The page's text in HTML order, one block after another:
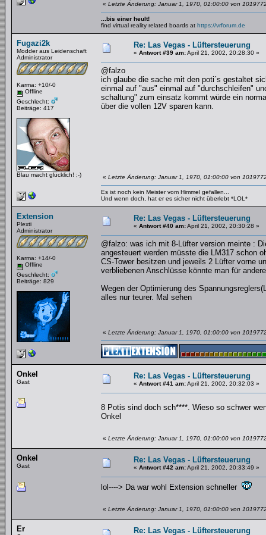
« Letzte Änderung: Januar 1, 1970, 01:00:00 von
...bis einer heult!
find virtual reality related boards at https://vrforum.de
Fugazi2k
Modder aus Leidenschaft
Administrator
Karma: +10/-0
Offline
Geschlecht:
Beiträge: 417
Blau macht glücklich! ;-)
Re: Las Vegas - Lüftersteuerung
« Antwort #39 am:April 21, 2002, 20:28:30 »
@falzo
ich glaube die sache mit den poti´s gestaltet
einmal auf "aus" einmal auf "durchschleifen"
schaltung" zum einsatz kommt würde ein
über die vollen 12V sparen kann.
« Letzte Änderung: Januar 1, 1970, 01:00:00 von
Es ist noch kein Meister vom Himmel gefallen...
Und wenn doch, hat er es sicher nicht überlebt *LOL*
Extension
Plexti
Administrator
Karma: +14/-0
Offline
Geschlecht:
Beiträge: 829
Re: Las Vegas - Lüftersteuerung
« Antwort #40 am:April 21, 2002, 20:30:28 »
@falzo: was ich mit 8-Lüfter version meinte :
angesteuert werden müsste die LM317 schon
CS-Tower besitzen und jeweils 2 Lüfter vorne
verbliebenen Anschlüsse könnte man für
Wegen der Optimierung des
alles nur teurer. Mal sehen
« Letzte Änderung: Januar 1, 1970, 01:00:00 von
Onkel
Gast
Re: Las Vegas - Lüftersteuerung
« Antwort #41 am:April 21, 2002, 20:32:03 »
8 Potis sind doch sch****. Wieso so schwer
Onkel
« Letzte Änderung: Januar 1, 1970, 01:00:00 von
Onkel
Gast
Re: Las Vegas - Lüftersteuerung
« Antwort #42 am:April 21, 2002, 20:33:49 »
lol----> Da war wohl Extension schneller
« Letzte Änderung: Januar 1, 1970, 01:00:00 von
Er Re: Las Vegas - Lüftersteuerung